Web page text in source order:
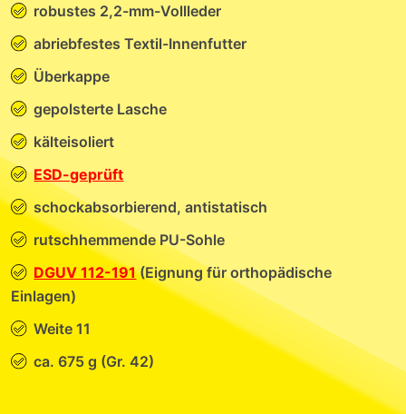
robustes 2,2-mm-Vollleder
abriebfestes Textil-Innenfutter
Überkappe
gepolsterte Lasche
kälteisoliert
ESD-geprüft
schockabsorbierend, antistatisch
rutschhemmende PU-Sohle
DGUV 112-191(Eignung für orthopädische
Einlagen)
Weite 11
ca. 675 g (Gr. 42)